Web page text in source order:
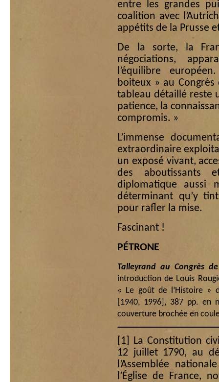
entre les grandes
coalition avec
appétits de la Prusse
De la sorte, la
négociations,
l’équilibre
boiteux » au
tableau détaillé reste
patience, la
compromis. »
L’immense
extraordinaire
un exposé vivant,
des aboutissants
diplomatique aussi
déterminant qu’y
pour rafler la mise.
Fascinant !
PÉTRONE
Talleyrand au Congrès
introduction de Louis
« Le goût de l’Histoire »
[1940, 1996], 387 pp.
couverture brochée en
[1]
La Constitution
12 juillet 1790, au
l’Assemblée
l’Église de France,